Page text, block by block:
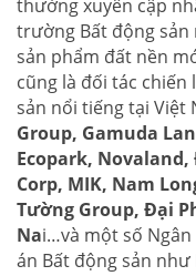
thường xuyên cập
trường Bất động sản
sản phẩm đất nền
cũng là đối tác
sản nổi tiếng tại Việt
Group, Gamuda
Ecopark,
Corp, MIK, Nam
Tường Group, Đại
Nai…và một số
án Bất động sản như